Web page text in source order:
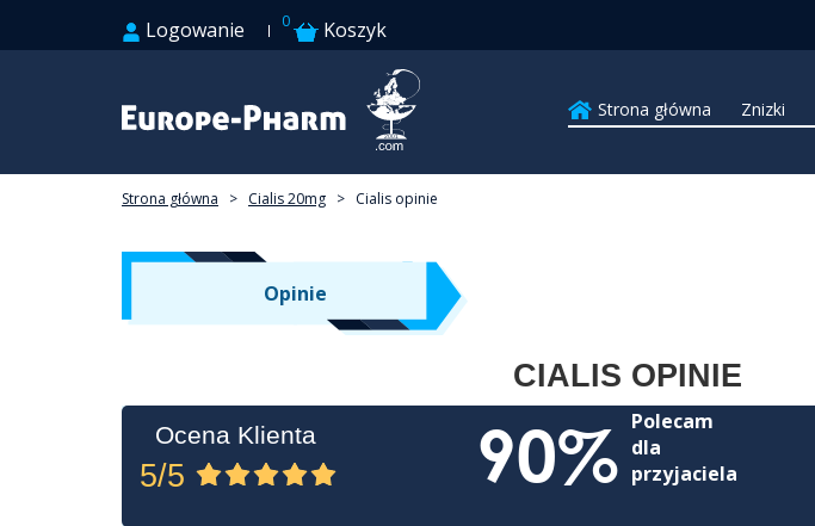
Logowanie 0 Koszyk
Strona główna Znizki
Strona główna > Cialis 20mg > Cialis opinie
Opinie
CIALIS OPINIE
Ocena Klienta
5/5 90% Polecam
dla
przyjaciela